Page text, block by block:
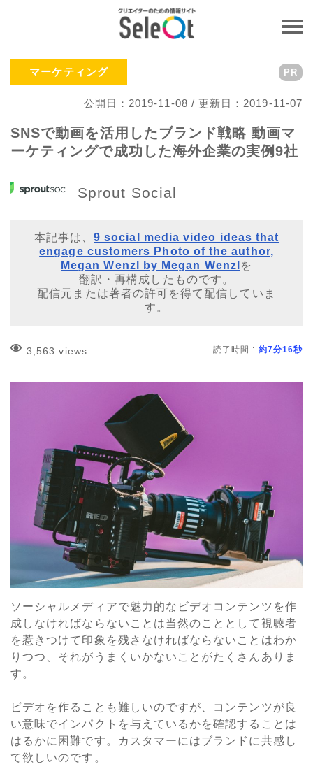
マーケティング
公開日：2019-11-08 / 更新日：2019-11-07
PR
SNSで動画を活用したブランド戦略 動画マ
ーケティングで成功した海外企業の実例9社
Sprout Social
本記事は、9 social media video ideas that
engage customers Photo of the author,
Megan Wenzl by Megan Wenzl を
翻訳・再構成したものです。
配信元または著者の許可を得て配信していま
す。
3,563 views 読了時間 : 約7分16秒
ソーシャルメディアで魅力的なビデオコンテンツを作
成しなければならないことは当然のこととして視聴者
を惹きつけて印象を残さなければならないことはわか
りつつ、それがうまくいかないことがたくさんありま
す。
ビデオを作ることも難しいのですが、コンテンツが良
い意味でインパクトを与えているかを確認することは
はるかに困難です。カスタマーにはブランドに共感し
て欲しいのです。